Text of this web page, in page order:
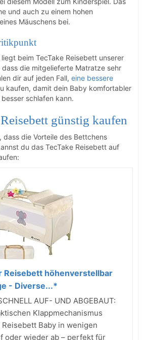
und auch zu einem hohen
Mäuschens bei.
beim TecTake Reisebett unserer
dass die mitgelieferte Matratze sehr
dir auf jeden Fall, eine bessere
kaufen, damit dein Baby komfortabler
schlafen kann.
günstig kaufen
dass die Vorteile des Bettchens
du das TecTake Reisebett auf
Reisebett höhenverstellbar
- Diverse...*
AUF- UND ABGEBAUT:
Klappmechanismus
Reisebett Baby in wenigen
oder wieder ab – perfekt für